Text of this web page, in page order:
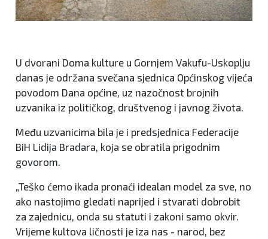
U dvorani Doma kulture u Gornjem Vakufu-Uskoplju
danas je održana svečana sjednica Općinskog vijeća
povodom Dana općine, uz nazočnost brojnih
uzvanika iz političkog, društvenog i javnog života.
Među uzvanicima bila je i predsjednica Federacije
BiH Lidija Bradara, koja se obratila prigodnim
govorom.
„Teško ćemo ikada pronaći idealan model za sve, no
ako nastojimo gledati naprijed i stvarati dobrobit
za zajednicu, onda su statuti i zakoni samo okvir.
Vrijeme kultova ličnosti je iza nas - narod, bez